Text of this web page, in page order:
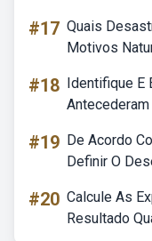
#17 Quais
Motivos
#18 Identifique E
#19 De Acordo
Definir O
#20 Calcule As
Resultado